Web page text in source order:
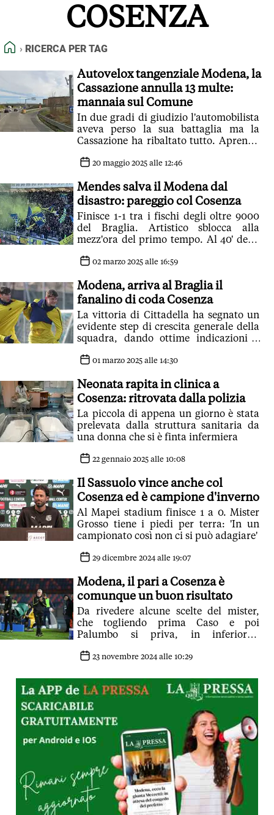
FEED RSS
NORMATIVE DEONTOLOGICHE
TERMINI e CONDIZIONI
COSENZA
HOME
RICERCA PER TAG
Autovelox tangenziale Modena, la
Cassazione annulla 13 multe:
mannaia sul Comune
In due gradi di giudizio l'automobilista
aveva perso la sua battaglia ma la
Cassazione ha ribaltato tutto. Aprendo
ricorsi20 maggio 2025 alle 12:46
Mendes salva il Modena dal
disastro: pareggio col Cosenza
Finisce 1-1 tra i fischi degli oltre 9000
del Braglia. Artistico sblocca alla
mezz'ora del primo tempo. Al 40' della
02 marzo 2025 alle 16:59
Modena, arriva al Braglia il
fanalino di coda Cosenza
La vittoria di Cittadella ha segnato un
evidente step di crescita generale della
squadra, dando ottime indicazioni a
01 marzo 2025 alle 14:30
Neonata rapita in clinica a
Cosenza: ritrovata dalla polizia
La piccola di appena un giorno è stata
prelevata dalla struttura sanitaria da
una donna che si è finta infermiera
22 gennaio 2025 alle 10:08
Il Sassuolo vince anche col
Cosenza ed è campione d'inverno
Al Mapei stadium finisce 1 a 0. Mister
Grosso tiene i piedi per terra: 'In un
campionato così non ci si può adagiare'
29 dicembre 2024 alle 19:07
Modena, il pari a Cosenza è
comunque un buon risultato
Da rivedere alcune scelte del mister,
che togliendo prima Caso e poi
Palumbo si priva, in inferiorità
palleggio
23 novembre 2024 alle 10:29